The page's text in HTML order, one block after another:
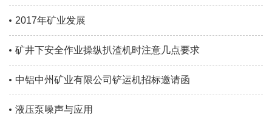
2017年矿业发展
矿井下安全作业操纵扒渣机时注意几点要求
中铝中州矿业有限公司铲运机招标邀请函
液压泵噪声与应用